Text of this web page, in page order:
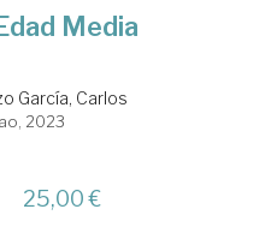
Media
García, Carlos
2023
25,00 €